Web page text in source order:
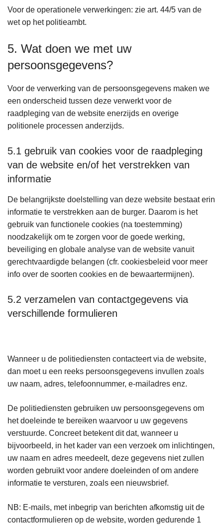
Voor de operationele verwerkingen: zie art. 44/5 van de
wet op het politieambt.
5. Wat doen we met uw
persoonsgegevens?
Voor de verwerking van de persoonsgegevens maken we
een onderscheid tussen deze verwerkt voor de
raadpleging van de website enerzijds en overige
politionele processen anderzijds.
5.1 gebruik van cookies voor de raadpleging
van de website en/of het verstrekken van
informatie
De belangrijkste doelstelling van deze website bestaat erin
informatie te verstrekken aan de burger. Daarom is het
gebruik van functionele cookies (na toestemming)
noodzakelijk om te zorgen voor de goede werking,
beveiliging en globale analyse van de website vanuit
gerechtvaardigde belangen (cfr. cookiesbeleid voor meer
info over de soorten cookies en de bewaartermijnen).
5.2 verzamelen van contactgegevens via
verschillende formulieren
Wanneer u de politiediensten contacteert via de website,
dan moet u een reeks persoonsgegevens invullen zoals
uw naam, adres, telefoonnummer, e-mailadres enz.
De politiediensten gebruiken uw persoonsgegevens om
het doeleinde te bereiken waarvoor u uw gegevens
verstuurde. Concreet betekent dit dat, wanneer u
bijvoorbeeld, in het kader van een verzoek om inlichtingen,
uw naam en adres meedeelt, deze gegevens niet zullen
worden gebruikt voor andere doeleinden of om andere
informatie te versturen, zoals een nieuwsbrief.
NB: E-mails, met inbegrip van berichten afkomstig uit de
contactformulieren op de website, worden gedurende 1